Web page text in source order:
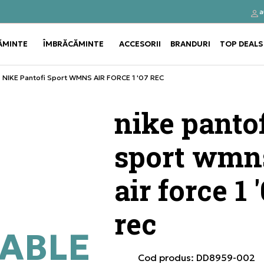
Use shift+Enter to open or close
ÎMBRĂCĂMINTE Use shift+Enter to open or close
ACCESORII BRANDURI TOP DEALS
NIKE Pantofi Sport WMNS AIR FORCE 1 '07 REC
nike
sport
air force 1
rec
Cod produs: DD8959-002